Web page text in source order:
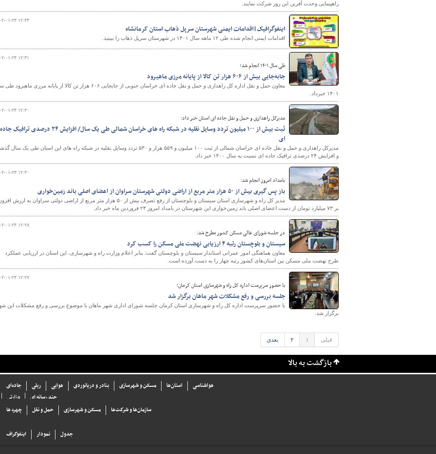
راهپیمایی وحدت آفرین این روز شرکت نمایند.
۱۴۰۲-۰۱-۲۴
اینفوگرافیک|اقدامات ایمنی شهرستان سرپل ذهاب استان کرمانشاه
اقدامات ایمنی انجام شده طی ۱۲ ماهه سال ۱۴۰۱ در شهرستان سرپل ذهاب را ببینید.
۱۴۰۲-۰۱-۲۴
طی سال ۱۴۰۱ انجام شد؛
جابه‌جایی بیش از ۶۰۶ هزار تن کالا از پایانه مرزی ماهیرود
معاون حمل و نقل اداره کل راهداری و حمل و نقل جاده ای خراسان جنوبی از جابجایی ۶۰۶ هزار تن کالا از پایانه مرزی
۱۴۰۱ خبرداد.
۱۴۰۲-۰۱-۲۴
مدیرکل راهداری و حمل و نقل جاده ای استان خبر داد:
ثبت بیش از ۱۰۰ میلیون تردد وسایل نقلیه در شبکه راه های خراسان شمالی طی یک سال/ افزایش ۲۴ درصدی ترافیک جاده
ای
مدیرکل راهداری و حمل و نقل جاده ای خراسان شمالی از ثبت ۱۰۰ میلیون و ۵۵۹ هزار و ۵۳۰ تردد وسایل نقلیه در شبکه راه های این استان طی یک سال
و افزایش ۲۴ درصدی ترافیک جاده ای نسبت به سال ۱۴۰۰ خبر داد.
۱۴۰۲-۰۱-۲۴
بامداد امروز انجام شد:
باز پس گیری بیش از ۵۰ هزار متر مربع از اراضی دولتی شهرستان سراوان از اعضای اصلی باند زمین‌خواری
مدیر کل راه و شهرسازی استان سیستان و بلوچستان از رفع تصرف بیش از ۵۰ هزار متر مربع از اراضی دولتی سراوان به ارزش
بر ۷۳ میلیارد تومان از دست اعضای اصلی باند زمین‌خواری این شهرستان در بامداد امروز ۲۴ فروردین ماه خبر داد.
۱۴۰۲-۰۱-۲۴
در جلسه شورای عالی مسکن کشور مطرح شد:
سیستان و بلوچستان رتبه ۴ ارزیابی نهضت ملی مسکن را کسب کرد
معاون هماهنگی امور عمرانی استاندار سیستان و بلوچستان گفت: بنابر اعلام وزارت راه و شهرسازی، این استان در ارزیابی عملکرد
طرح نهضت ملی مسکن بین استان‌های کشور رتبه چهار را به دست آورده است.
۱۴۰۲-۰۱-۲۴
با حضور سرپرست اداره کل راه و شهرسازی استان کرمان؛
جلسه بررسی و رفع مشکلات شهر ماهان برگزار شد
با حضور سرپرست اداره کل راه و شهرسازی استان کرمان جلسه شورای اداری شهر ماهان با موضوع بررسی و رفع مشکلات این
برگزار شد.
قبلی ۱ ۲ بعدی
بازگشت به بالا
جاده‌ای ریلی هوایی بنادر و دریانوردی مسکن و شهرسازی استان‌ها
هواشناسی
وزارتی
چند رسانه ای
چهره ها حمل و نقل مسکن و شهرسازی سازما‌ن‌ها و شركت‌ها
اینفوگراف نمودار جدول